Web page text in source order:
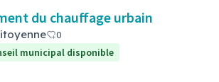
du chauffage urbain
0
municipal disponible